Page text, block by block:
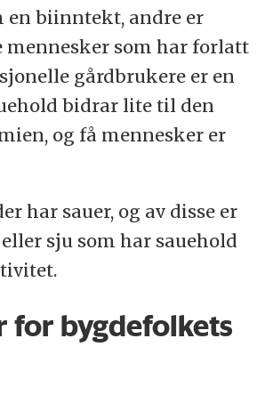
en biinntekt, andre er
mennesker som har forlatt
gårdbrukere er en
bidrar lite til den
og få mennesker er
har sauer, og av disse er
sju som har sauehold
for bygdefolkets